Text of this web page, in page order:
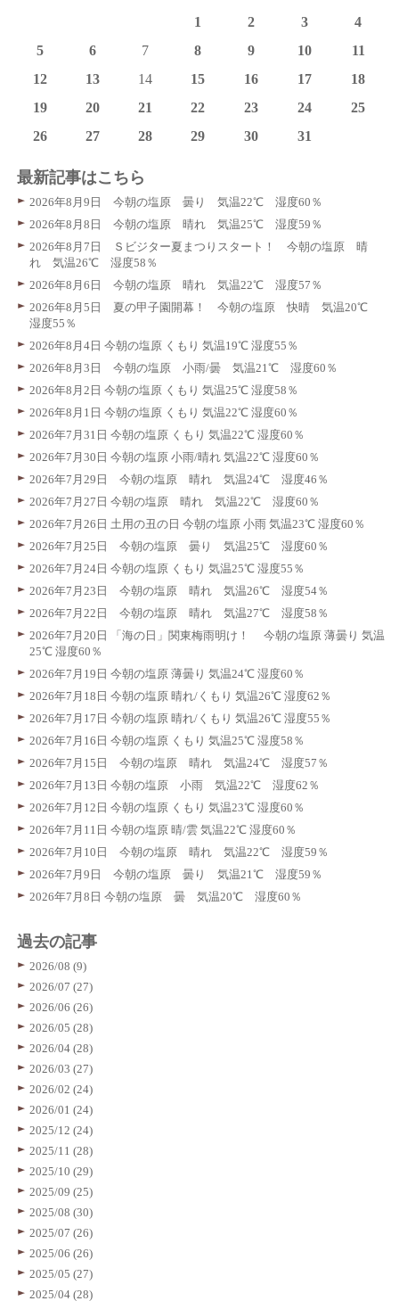
1
2 3
4
5
6 7 8 9 10
11
12
13 14 15 16 17
18
19
20 21 22 23 24
25
26
27 28 29 30 31
最新記事はこちら
2026年8月9日 今朝の塩原 曇り 気温22℃ 湿度60％
2026年8月8日 今朝の塩原 晴れ 気温25℃ 湿度59％
2026年8月7日 Ｓビジター夏まつりスタート！ 今朝の塩原 晴
れ 気温26℃ 湿度58％
2026年8月6日 今朝の塩原 晴れ 気温22℃ 湿度57％
2026年8月5日 夏の甲子園開幕！ 今朝の塩原 快晴 気温20℃
湿度55％
2026年8月4日 今朝の塩原 くもり 気温19℃ 湿度55％
2026年8月3日 今朝の塩原 小雨/曇 気温21℃ 湿度60％
2026年8月2日 今朝の塩原 くもり 気温25℃ 湿度58％
2026年8月1日 今朝の塩原 くもり 気温22℃ 湿度60％
2026年7月31日 今朝の塩原 くもり 気温22℃ 湿度60％
2026年7月30日 今朝の塩原 小雨/晴れ 気温22℃ 湿度60％
2026年7月29日 今朝の塩原 晴れ 気温24℃ 湿度46％
2026年7月27日 今朝の塩原 晴れ 気温22℃ 湿度60％
2026年7月26日 土用の丑の日 今朝の塩原 小雨 気温23℃ 湿度60％
2026年7月25日 今朝の塩原 曇り 気温25℃ 湿度60％
2026年7月24日 今朝の塩原 くもり 気温25℃ 湿度55％
2026年7月23日 今朝の塩原 晴れ 気温26℃ 湿度54％
2026年7月22日 今朝の塩原 晴れ 気温27℃ 湿度58％
2026年7月20日 「海の日」関東梅雨明け！ 今朝の塩原 薄曇り 気温
25℃ 湿度60％
2026年7月19日 今朝の塩原 薄曇り 気温24℃ 湿度60％
2026年7月18日 今朝の塩原 晴れ/くもり 気温26℃ 湿度62％
2026年7月17日 今朝の塩原 晴れ/くもり 気温26℃ 湿度55％
2026年7月16日 今朝の塩原 くもり 気温25℃ 湿度58％
2026年7月15日 今朝の塩原 晴れ 気温24℃ 湿度57％
2026年7月13日 今朝の塩原 小雨 気温22℃ 湿度62％
2026年7月12日 今朝の塩原 くもり 気温23℃ 湿度60％
2026年7月11日 今朝の塩原 晴/雲 気温22℃ 湿度60％
2026年7月10日 今朝の塩原 晴れ 気温22℃ 湿度59％
2026年7月9日 今朝の塩原 曇り 気温21℃ 湿度59％
2026年7月8日 今朝の塩原 曇 気温20℃ 湿度60％
過去の記事
2026/08 (9)
2026/07 (27)
2026/06 (26)
2026/05 (28)
2026/04 (28)
2026/03 (27)
2026/02 (24)
2026/01 (24)
2025/12 (24)
2025/11 (28)
2025/10 (29)
2025/09 (25)
2025/08 (30)
2025/07 (26)
2025/06 (26)
2025/05 (27)
2025/04 (28)